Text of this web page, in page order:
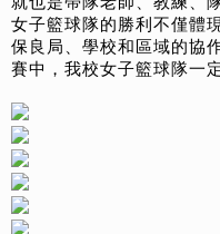
女子籃球隊的勝利不僅體
保良局、學校和區域的協
賽中，我校女子籃球隊一